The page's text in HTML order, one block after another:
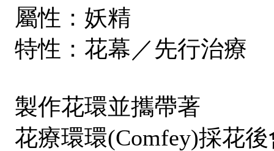
屬性：妖精
特性：花幕／先行治療
製作花環並攜帶著
花療環環(Comfey)採花